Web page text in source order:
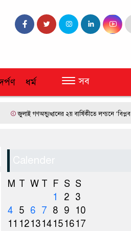
ধর্ম সব
গণঅভ্যুত্থানের ২য় বার্ষিকীতে লন্ডনে ‘বিপ্লব সমাবেশ’
Calender
M T W T F S S
1
2 3
4 5 6 7 8 9
10
11 121314151617